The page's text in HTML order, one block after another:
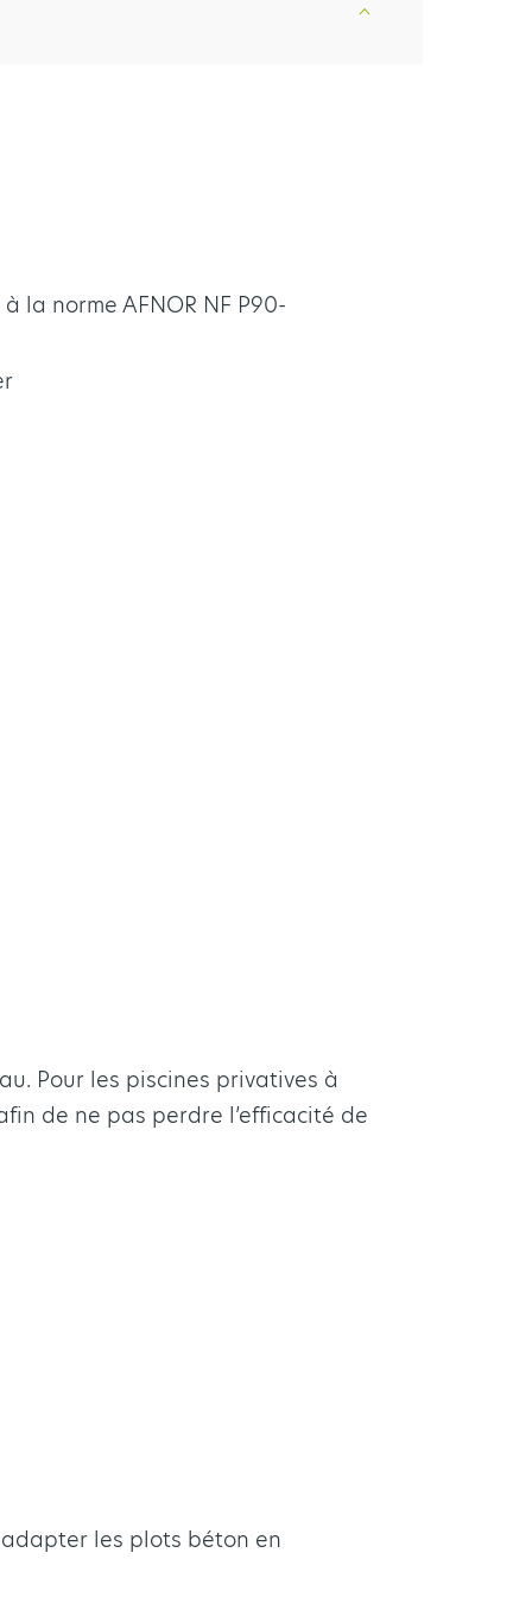
la norme AFNOR NF P90-
Pour les piscines privatives à
de ne pas perdre l’efficacité de
les plots béton en